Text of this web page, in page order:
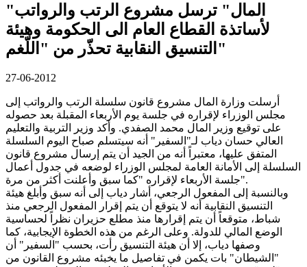
"المال" ترسل مشروع الرتب والرواتب
لأساتذة القطاع العام الى الحكومة وهيئة
التنسيق النقابية تحذّر من "اللّغم"
27-06-2012
أرسلت وزارة المال مشروع قانون سلسلة الرتب والرواتب إلى
مجلس الوزراء لإقراره في جلسة يوم الأربعاء المقبلة بعد حصوله
على توقيع وزير المال محمد الصفدي. وأكد وزير التربية والتعليم
العالي حسان دياب لـ"السفير" أنه سيتسلم صباح اليوم السلسلة
المتفق عليها، معتبراً أنه من الجيد أن يتم إرسال مشروع قانون
السلسلة إلى الأمانة العامة لمجلس الوزراء لوضعه في جدول أعمال
جلسة الأربعاء لإقراره "كما سبق وأعلنت أكثر من مرة".
وبالنسبة إلى المفعول الرجعي، أشار دياب إلى أنه سبق وأبلغ هيئة
التنسيق النقابية أنه لا يتوقع أن يتم إقرار المفعول الرجعي منذ
شباط، متوقعاً أن يتم إقرارها منذ مطلع حزيران نظراً لحساسية
الوضع المالي للدولة. وعلى الرغم من هذه الخطوة الإيجابية، كما
وصفها دياب، إلا أن هيئة التنسيق رأت، بحسب "السفير" أن
"الشيطان" بات يكمن في تفاصيل ما يخبئه مشروع القانون من